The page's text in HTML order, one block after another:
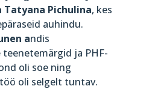
Pichulina, kes
auhindu.
andis
ja PHF-
oli soe ning
oli selgelt tuntav.